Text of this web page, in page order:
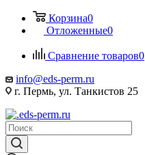
Корзина0
Отложенные0
Сравнение товаров0
info@eds-perm.ru
г. Пермь, ул. Танкистов 25